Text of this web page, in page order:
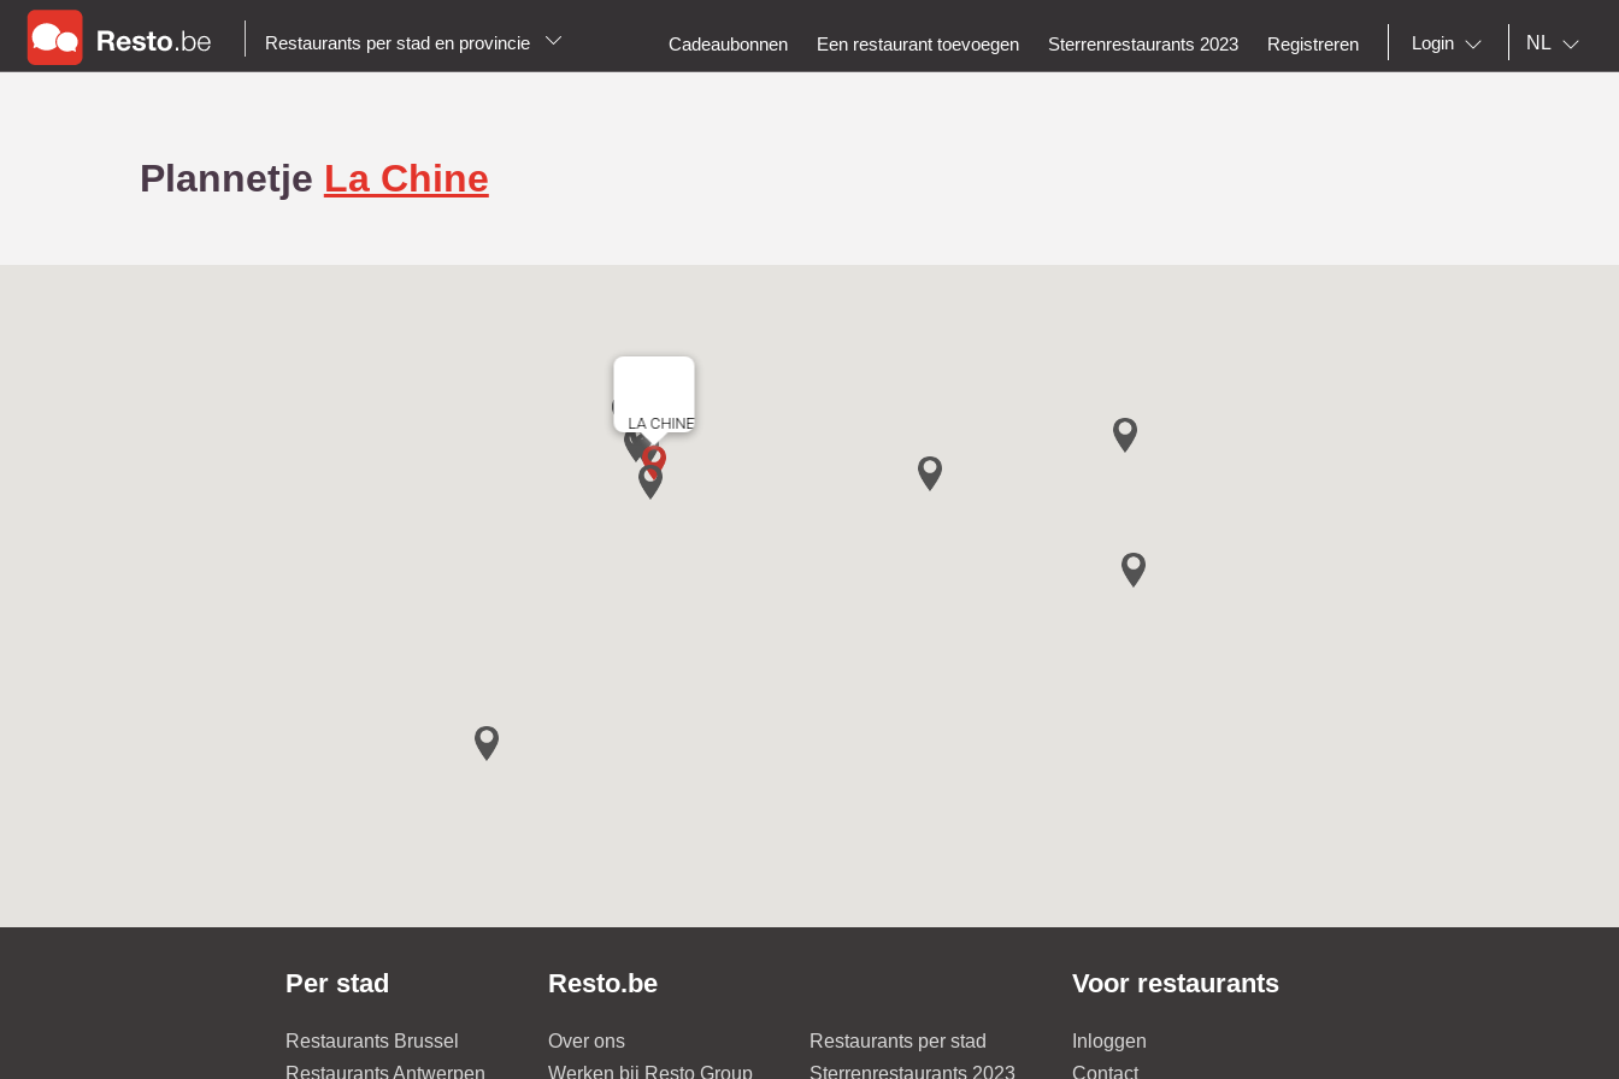
Restaurants per stad en provincie Cadeaubonnen Een restaurant toevoegen Sterrenrestaurants 2023 Registreren Login NL
Plannetje La Chine
LA CHINE
Per stad
Restaurants Brussel
Restaurants Antwerpen
Resto.be
Over ons
Werken bij Resto Group
Restaurants per stad
Sterrenrestaurants 2023
Voor restaurants
Inloggen
Contact